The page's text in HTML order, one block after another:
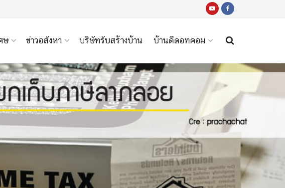
ษ ข่าวอสังหา บริษัทรับสร้างบ้าน บ้านดีดอทคอม